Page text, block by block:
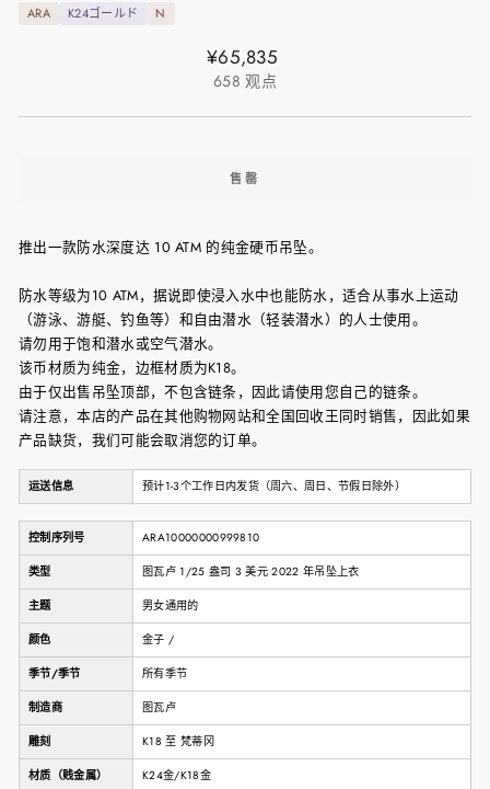
ARA K24ゴールド N
正
常
¥65,835
658 观点
售罄
推出一款防水深度达 10 ATM 的纯金硬币吊坠。
防水等级为10 ATM，据说即使浸入水中也能防水，适合从事水上运动
（游泳、游艇、钓鱼等）和自由潜水（轻装潜水）的人士使用。
请勿用于饱和潜水或空气潜水。
该币材质为纯金，边框材质为K18。
由于仅出售吊坠顶部，不包含链条，因此请使用您自己的链条。
请注意，本店的产品在其他购物网站和全国回收王同时销售，因此如果
产品缺货，我们可能会取消您的订单。
运送信息 预计1-3个工作日内发货（周六、周日、节假日除外）
控制序列号 ARA10000000999810
类型 图瓦卢 1/25 盎司 3 美元 2022 年吊坠上衣
主题 男女通用的
颜色 金子 /
季节/季节 所有季节
制造商 图瓦卢
雕刻 K18 至 梵蒂冈
材质（贱金属） K24金/K18金